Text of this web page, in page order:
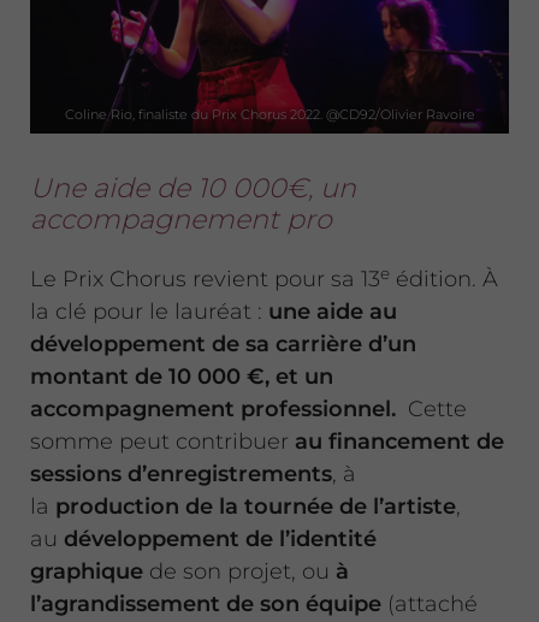
Coline Rio, finaliste du Prix Chorus 2022. @CD92/Olivier Ravoire
Une aide de 10 000€, un
accompagnement pro
Le Prix Chorus revient pour sa 13e édition. À
la clé pour le lauréat : une aide au
développement de sa carrière d’un
montant de 10 000 €, et un
accompagnement professionnel. Cette
somme peut contribuer au financement de
sessions d’enregistrements, à
la production de la tournée de l’artiste,
au développement de l’identité
graphique de son projet, ou à
l’agrandissement de son équipe (attaché